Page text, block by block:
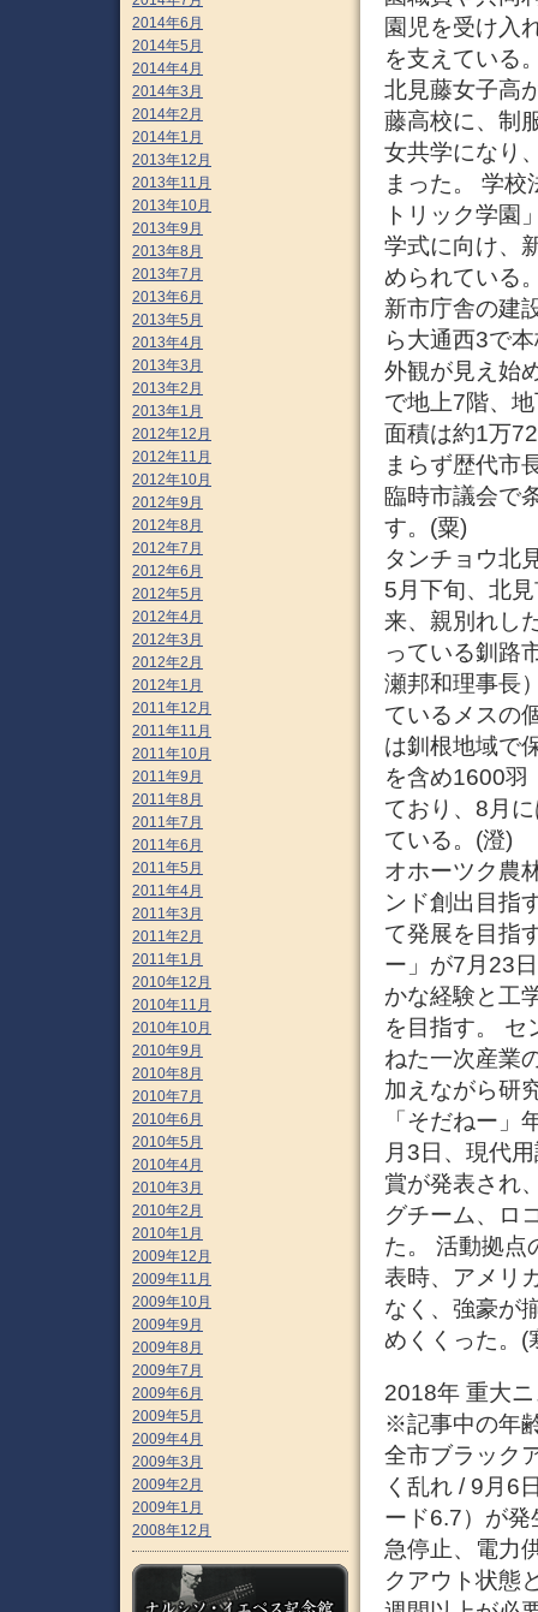
園児を受け入
を支えている
北見藤女子高
藤高校に、制
女共学になり
まった。 学
トリック学園
学式に向け、
められている
新市庁舎の建
ら大通西3で
外観が見え始
で地上7階、
面積は約1万
まらず歴代市
臨時市議会で
す。(粟)
タンチョウ北
5月下旬、北
来、親別れし
っている釧路
瀬邦和理事長
ているメスの
は釧根地域で
を含め1600羽
ており、8月
ている。(澄)
オホーツク農
ンド創出目指
て発展を目指
ー」が7月23
かな経験と工
を目指す。 セ
ねた一次産業
加えながら研
「そだねー
月3日、現代
賞が発表され
グチーム、ロ
た。 活動拠点
表時、アメリ
なく、強豪が
めくくった。(
2018年 重大
※記事中の年
全市ブラック
く乱れ / 9月6
ード6.7）が
急停止、電力
クアウト状態
2014年6月
2014年5月
2014年4月
2014年3月
2014年2月
2014年1月
2013年12月
2013年11月
2013年10月
2013年9月
2013年8月
2013年7月
2013年6月
2013年5月
2013年4月
2013年3月
2013年2月
2013年1月
2012年12月
2012年11月
2012年10月
2012年9月
2012年8月
2012年7月
2012年6月
2012年5月
2012年4月
2012年3月
2012年2月
2012年1月
2011年12月
2011年11月
2011年10月
2011年9月
2011年8月
2011年7月
2011年6月
2011年5月
2011年4月
2011年3月
2011年2月
2011年1月
2010年12月
2010年11月
2010年10月
2010年9月
2010年8月
2010年7月
2010年6月
2010年5月
2010年4月
2010年3月
2010年2月
2010年1月
2009年12月
2009年11月
2009年10月
2009年9月
2009年8月
2009年7月
2009年6月
2009年5月
2009年4月
2009年3月
2009年2月
2009年1月
2008年12月